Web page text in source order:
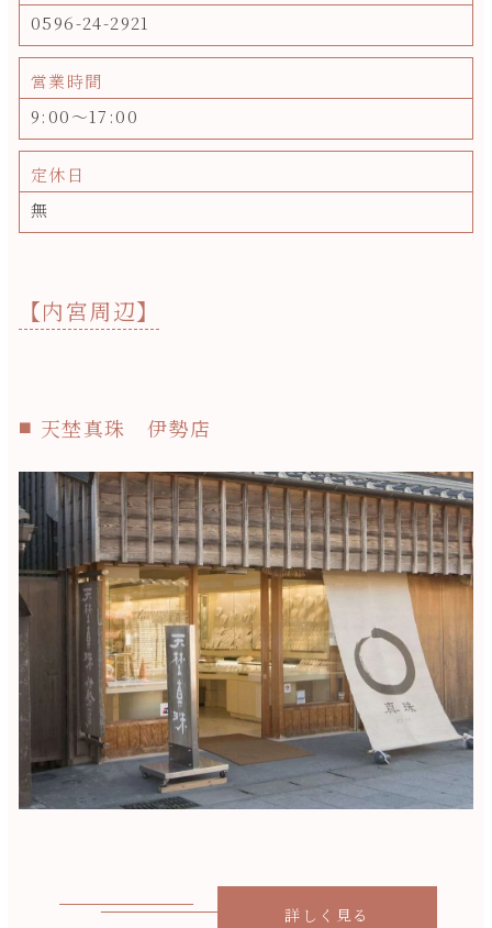
0596-24-2921
営業時間
9:00～17:00
定休日
無
【内宮周辺】
天埜真珠 伊勢店
詳しく見る